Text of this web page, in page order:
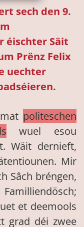
sech den 9.
éischter Säit
Prënz Felix
uechter
politeschen
wuel esou
Wäit dernieft,
Mir
Sâch bréngen,
et deemools
grad déi zwee